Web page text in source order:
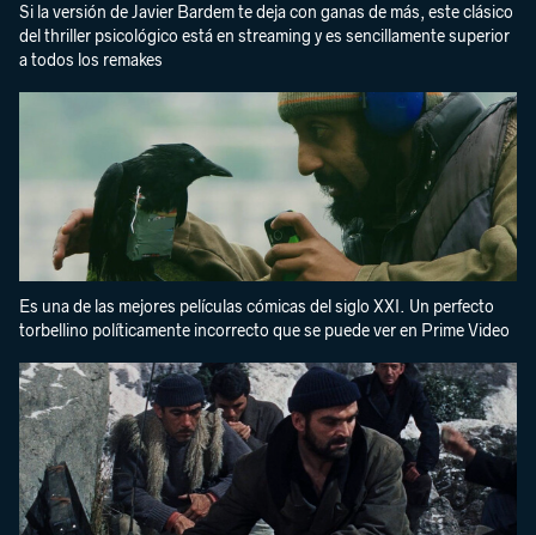
Si la versión de Javier Bardem te deja con ganas de más, este clásico
del thriller psicológico está en streaming y es sencillamente superior
a todos los remakes
Es una de las mejores películas cómicas del siglo XXI. Un perfecto
torbellino políticamente incorrecto que se puede ver en Prime Video